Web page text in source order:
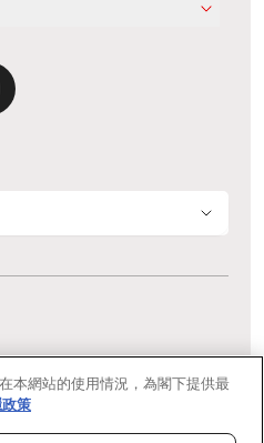
私隱聲明
Layer, SSL) 協定，有助保障敏感
器之間的網上傳輸維持保密性。
本網站的使用情況，為閣下提供最
策